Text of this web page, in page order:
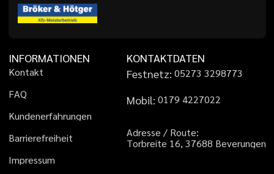
INFORMATIONEN
Kontakt
FAQ
Kundenerfahrungen
Barrierefreiheit
Impressum
KONTAKTDATEN
Festnetz: 05273 3298773
Mobil: 01 79 4227022
Adresse / Route:
Torbreite 16, 37688 Beverungen